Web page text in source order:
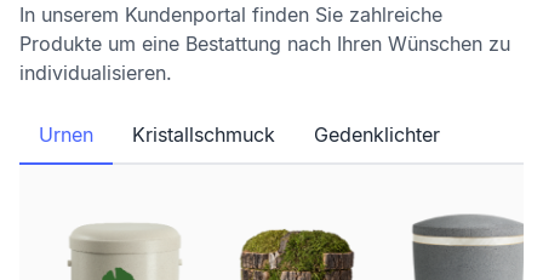
In unserem Kundenportal finden Sie zahlreiche
Produkte um eine Bestattung nach Ihren Wünschen zu
individualisieren.
Urnen Kristallschmuck Gedenklichter